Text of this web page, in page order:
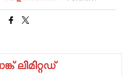
ലിമിറ്റഡ്